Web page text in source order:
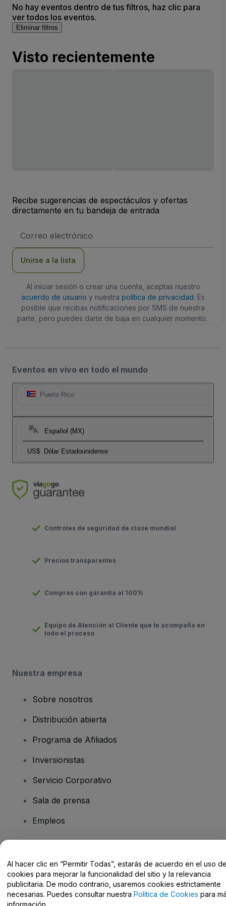
No hay eventos dentro de tus filtros, haz clic para
ver todos los eventos.
Eliminar filtros
Visto recientemente
Recibe sugerencias de espectáculos y ofertas
directamente en tu bandeja de entrada
de
Unirse a la lista
Al iniciar sesión o crear una cuenta, aceptas nuestro
acuerdo de usuario y nuestra política de privacidad. Es
posible que recibas notificaciones por SMS de nuestra
parte, pero puedes darte de baja en cualquier momento.
Eventos en vivo en todo el mundo
Puerto Rico
Español (MX)
US$ Dólar Estadounidense
Controles de seguridad de clase mundial
Precios transparentes
Compras con garantía al 100%
Equipo de Atención al Cliente que te acompaña en
todo el proceso
Nuestra empresa
Sobre nosotros
Distribución abierta
Programa de Afiliados
Inversionistas
Servicio Corporativo
Sala de prensa
Empleos
Centro de Ayuda / Contacto
Al hacer clic en “Permitir Todas”, estarás de acuerdo en el uso
cookies para mejorar la funcionalidad del sitio y la relevancia
publicitaria. De modo contrario, usaremos cookies estrictamente
necesarias. Puedes consultar nuestra Política de Cookies para
información.